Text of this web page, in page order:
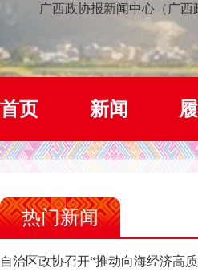
广西政协报新闻中心（广西
首页 新闻
热门新闻